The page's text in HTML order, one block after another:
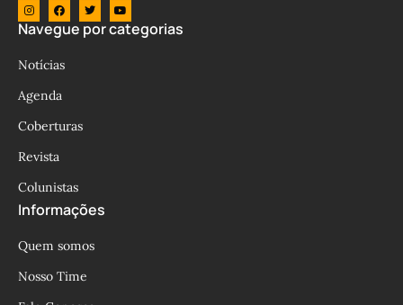
Navegue por categorias
Notícias
Agenda
Coberturas
Revista
Colunistas
Informações
Quem somos
Nosso Time